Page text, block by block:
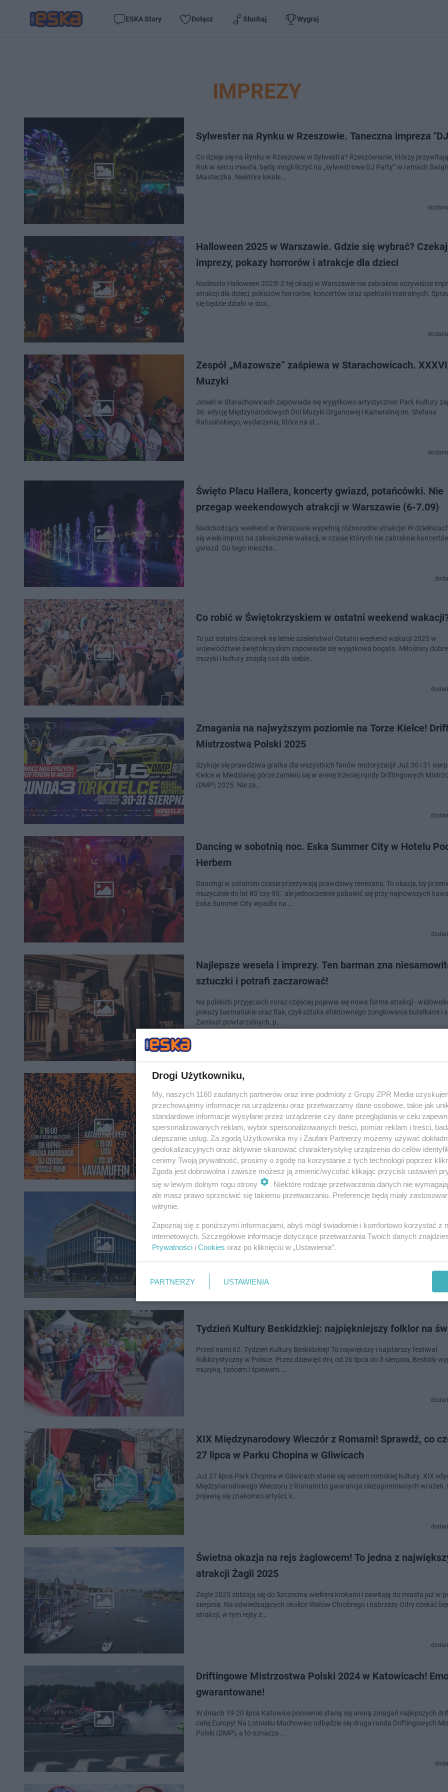
ESKA Story Dołącz Słuchaj Wygraj
IMPREZY
Sylwester na Rynku w Rzeszowie. Taneczna impreza
Co dzieje się na Rynku w Rzeszowie w Sylwestra? Rzeszowianie, którzy
Rok w sercu miasta, będą mogli liczyć na „sylwestrowe DJ Party” w ramach
Miasteczka. Niektóre lokale …
Halloween 2025 w Warszawie. Gdzie się wybrać?
imprezy, pokazy horrorów i atrakcje dla dzieci
Nadeszło Halloween 2025! Z tej okazji w Warszawie nie zabraknie oczywiście
atrakcji dla dzieci, pokazów horrorów, koncertów oraz spektakli teatralnych.
się będzie działo w stol…
Zespół „Mazowsze” zaśpiewa w Starachowicach.
Muzyki
Jesień w Starachowicach zapowiada się wyjątkowo artystycznie! Park Kultury
36. edycję Międzynarodowych Dni Muzyki Organowej i Kameralnej im. Stefana
Ratusińskiego, wydarzenia, które na st…
Święto Placu Hallera, koncerty gwiazd, potańcówki. Nie
przegap weekendowych atrakcji w Warszawie (6-7.09)
Nadchodzący weekend w Warszawie wypełnią różnorodne atrakcje! W
się wiele imprez na zakończenie wakacji, w czasie których nie zabraknie
gwiazd. Do tego mieszka…
Co robić w Świętokrzyskiem w ostatni weekend
To już ostatni dzwonek na letnie szaleństwo! Ostatni weekend wakacji 2025 w
województwie świętokrzyskim zapowiada się wyjątkowo bogato. Miłośnicy
muzyki i kultury znajdą coś dla siebie…
Zmagania na najwyższym poziomie na Torze Kielce!
Mistrzostwa Polski 2025
Szykuje się prawdziwa gratka dla wszystkich fanów motoryzacji! Już 30 i 31
Kielce w Miedzianej górze zamieni się w arenę trzeciej rundy Driftingowych
(DMP) 2025. Nie za…
Dancing w sobotnią noc. Eska Summer City w Hotelu
Herbem
Dancingi w ostatnim czasie przeżywają prawdziwy renesans. To okazja, by
muzycznie do lat 80`czy 90,` ale jednocześnie pobawić się przy najnowszych
Eska Summer City wpadła na …
Najlepsze wesela i imprezy. Ten barman zna
sztuczki i potrafi zaczarować!
Na polskich przyjęciach coraz częściej pojawia się nowa forma atrakcji -
pokazy barmańskie oraz flair, czyli sztuka efektownego żonglowania butelkami i
Zamiast powtarzalnych, p…
Vavamuffin w Szklarskiej Porębie - Letnie Wibracje 2025
sobotę!
Już 16 sierpnia Stadion Miejski w Szklarskiej Porębie zmienia się w centrum letniej
Na scenie m.in. Vavamuffin, Dr Hipno, LISU i DJ Izerski! Wstęp wolny - nie
Wibracji!
Koniec z głośnymi imprezami na dachu Jubilatu.
Głośne imprezy, na które często skarżyli się mieszkańcy nie będą już
dachu DH Jubilat – potwierdza w komunikacie krakowski magistrat. W miniony
Tydzień Kultury Beskidzkiej: najpiękniejszy folklor na
Przed nami 62. Tydzień Kultury Beskidzkiej! To największy i najstarszy festiwal
folklorystyczny w Polsce. Przez dziewięć dni, od 26 lipca do 3 sierpnia, Beskidy
muzyką, tańcem i śpiewem.…
XIX Międzynarodowy Wieczór z Romami! Sprawdź, co
27 lipca w Parku Chopina w Gliwicach
Już 27 lipca Park Chopina w Gliwicach stanie się sercem romskiej kultury. XIX
Międzynarodowego Wieczoru z Romami to gwarancja niezapomnianych wrażeń.
pojawią się znakomici artyści, k…
Świetna okazja na rejs żaglowcem! To jedna z
atrakcji Żagli 2025
Żagle 2025 zbliżają się do Szczecina wielkimi krokami i zawitają do miasta już w
sierpnia. Na odwiedzających okolice Wałów Chrobrego i nabrzeży Odry czekać
atrakcji, w tym rejsy ż…
Driftingowe Mistrzostwa Polski 2024 w Katowicach!
gwarantowane!
W dniach 19-20 lipca Katowice ponownie staną się areną zmagań najlepszych
całej Europy! Na Lotnisku Muchowiec odbędzie się druga runda Driftingowych
Polski (DMP), a to oznacza …
Drogi Użytkowniku,
My, naszych 1160 zaufanych partnerów oraz inne podmioty z Grupy ZPR Media
przechowujemy informacje na urządzeniu oraz przetwarzamy dane osobowe, takie jak
standardowe informacje wysyłane przez urządzenie czy dane przeglądania w celu
spersonalizowanych reklam, wybór spersonalizowanych treści, pomiar reklam i treści,
ulepszanie usług. Za zgodą Użytkownika my i Zaufani Partnerzy możemy używać
geolokalizacyjnych oraz aktywnie skanować charakterystykę urządzenia do celów
cenimy Twoją prywatność, prosimy o zgodę na korzystanie z tych technologii poprzez
Zgoda jest dobrowolna i zawsze możesz ją zmienić/wycofać klikając przycisk ustawień
się w lewym dolnym rogu strony
. Niektóre rodzaje przetwarzania danych nie
ale masz prawo sprzeciwić się takiemu przetwarzaniu. Preferencje będą miały
witrynie.
Zapoznaj się z poniższymi informacjami, abyś mógł świadomie i komfortowo korzystać z
internetowych. Szczegółowe informacje dotyczące przetwarzania Twoich danych
Prywatności i Cookies oraz po kliknięciu w „Ustawienia”.
PARTNERZY USTAWIENIA